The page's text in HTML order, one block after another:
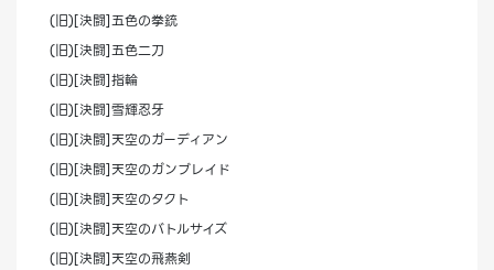
(旧)[決闘]五色の拳銃
(旧)[決闘]五色二刀
(旧)[決闘]指輪
(旧)[決闘]雪輝忍牙
(旧)[決闘]天空のガーディアン
(旧)[決闘]天空のガンブレイド
(旧)[決闘]天空のタクト
(旧)[決闘]天空のバトルサイズ
(旧)[決闘]天空の飛燕剣